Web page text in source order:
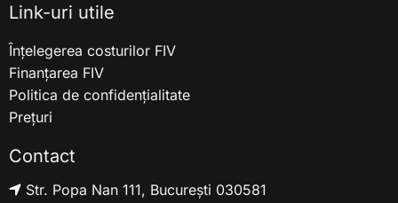
Link-uri utile
Înțelegerea costurilor FIV
Finanțarea FIV
Politica de confidențialitate
Prețuri
Contact
Str. Popa Nan 111, București 030581